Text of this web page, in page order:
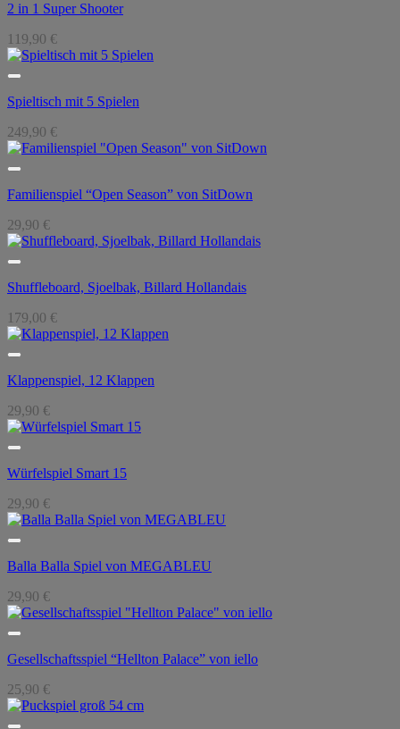
2 in 1 Super Shooter
119,90 €
Spieltisch mit 5 Spielen
249,90 €
Familienspiel “Open Season” von SitDown
29,90 €
Shuffleboard, Sjoelbak, Billard Hollandais
179,00 €
Klappenspiel, 12 Klappen
29,90 €
Würfelspiel Smart 15
29,90 €
Balla Balla Spiel von MEGABLEU
29,90 €
Gesellschaftsspiel “Hellton Palace” von iello
25,90 €